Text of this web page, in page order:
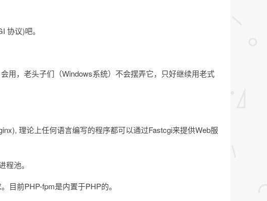
协议)吧。
用，老头子们（Windows系统）不会摆弄它，只好继续用老式
理论上任何语言编写的程序都可以通过Fastcgi来提供Web服
池。
目前PHP-fpm是内置于PHP的。